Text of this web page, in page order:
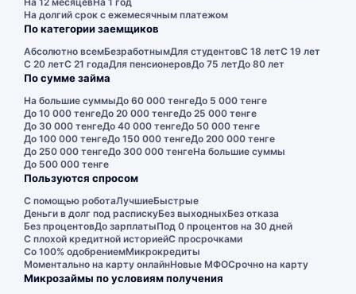
На долгий срок с ежемесячным платежом
По категории заемщиков
Абсолютно всемБезработнымДля студентовС 18 летС 19 лет
С 20 летС 21 годаДля пенсионеровДо 75 летДо 80 лет
По сумме займа
На большие суммыДо 60 000 тенгеДо 5 000 тенге
До 10 000 тенгеДо 20 000 тенгеДо 25 000 тенге
До 30 000 тенгеДо 40 000 тенгеДо 50 000 тенге
До 100 000 тенгеДо 150 000 тенгеДо 200 000 тенге
До 250 000 тенгеДо 300 000 тенгеНа большие суммы
До 500 000 тенге
Пользуются спросом
С помощью роботаЛучшиеБыстрые
Деньги в долг под распискуБез выходныхБез отказа
Без процентовДо зарплатыПод 0 процентов на 30 дней
С плохой кредитной историейС просрочками
Со 100% одобрениемМикрокредиты
Моментально на карту онлайнНовые МФОСрочно на карту
Микрозаймы по условиям получения